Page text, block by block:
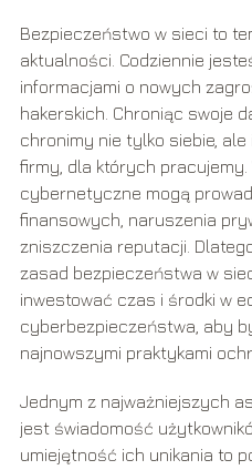
Bezpieczeństwo w sieci to
aktualności. Codziennie
informacjami o nowych
hakerskich. Chroniąc swoje
chronimy nie tylko siebie,
firmy, dla których pracujemy.
cybernetyczne mogą
finansowych, naruszenia
zniszczenia reputacji.
zasad bezpieczeństwa w
inwestować czas i środki w
cyberbezpieczeństwa, aby
najnowszymi praktykami
Jednym z najważniejszych
jest świadomość
umiejętność ich unikania to